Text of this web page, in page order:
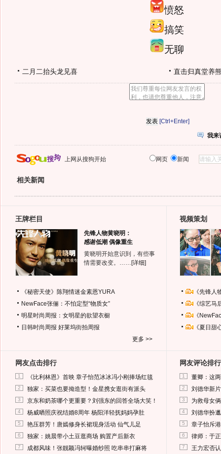
愤怒
搞笑
无聊
二月二抬头龙见喜 直击归真堂养
[Ctrl+Enter]
我来
上网从搜狗开始 网页 新闻
相关新闻
王牌栏目
先锋人物黄晓明：
感谢低潮 偶像重生
黄晓明开始意识到，有些事
情需要改变。…… [详细]
《秘密天使》陈翔情迷金素恩YURA
NewFace张俪：不怕定型“物质女”
明星时尚周报：女明星的欲望衣橱
日韩时尚周报 好莱坞街拍周报
更多 >>
视频策划
《先锋
《综艺
《
《夏日
网友点击排行
1 《比利林恩》首映 章子怡范冰冰冯小刚捧场红毯
2 独家：买菜也要拗造型！金星携女逛街有派头
3 京东和奶茶哪个更重要？刘强东的回答全场大笑！
4 杨威晒照庆祝结婚8周年 杨阳洋轻抚妈妈孕肚
5 艳压群芳！唐嫣修身长裙现身活动 仙气儿足
6 独家：姚晨带小土豆逛商场 购置产后新衣
7 成都风味！张靓颖冯轲曝婚纱照 吃串串打麻将
网友评论排行
1 董卿：这
2 刘德华新
3 为救母女
4 刘德华扮
5 章子怡斥
6 律师：于
7 王力宏否